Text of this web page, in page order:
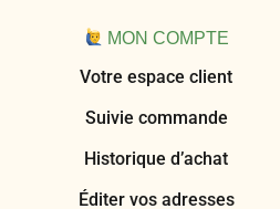
MON COMPTE
Votre espace client
Suivie commande
Historique d’achat
Éditer vos adresses